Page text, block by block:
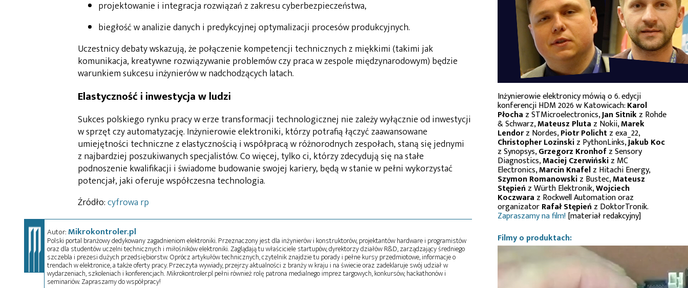
projektowanie i integracja rozwiązań z zakresu cyberbezpieczeństwa,
biegłość w analizie danych i predykcyjnej optymalizacji procesów produkcyjnych.
Uczestnicy debaty wskazują, że połączenie kompetencji technicznych z miękkimi (takimi jak
komunikacja, kreatywne rozwiązywanie problemów czy praca w zespole międzynarodowym) będzie
warunkiem sukcesu inżynierów w nadchodzących latach.
Elastyczność i inwestycja w ludzi
Sukces polskiego rynku pracy w erze transformacji technologicznej nie zależy wyłącznie od inwestycji
w sprzęt czy automatyzację. Inżynierowie elektroniki, którzy potrafią łączyć zaawansowane
umiejętności techniczne z elastycznością i współpracą w różnorodnych zespołach, staną się jednymi
z najbardziej poszukiwanych specjalistów. Co więcej, tylko ci, którzy zdecydują się na stałe
podnoszenie kwalifikacji i świadome budowanie swojej kariery, będą w stanie w pełni wykorzystać
potencjał, jaki oferuje współczesna technologia.
Źródło:cyfrowa rp
Autor:Mikrokontroler.pl
Polski portal branżowy dedykowany zagadnieniom elektroniki. Przeznaczony jest dla inżynierów i konstruktorów, projektantów hardware i programistów
oraz dla studentów uczelni technicznych i miłośników elektroniki. Zaglądają tu właściciele startupów, dyrektorzy działów R&D, zarządzający średniego
szczebla i prezesi dużych przedsiębiorstw. Oprócz artykułów technicznych, czytelnik znajdzie tu porady i pełne kursy przedmiotowe, informacje o
trendach w elektronice, a także oferty pracy. Przeczyta wywiady, przejrzy aktualności z branży w kraju i na świecie oraz zadeklaruje swój udział w
wydarzeniach, szkoleniach i konferencjach. Mikrokontroler.pl pełni również rolę patrona medialnego imprez targowych, konkursów, hackathonów i
seminariów. Zapraszamy do współpracy!
Inżynierowie elektronicy mówią o 6. edycji
konferencji HDM 2026 w Katowicach:Karol
Płocha z STMicroelectronics,Jan Sitnikz Rohde
& Schwarz,Mateusz Pluta z Nokii,Marek
Lendorz Nordes,Piotr Polichtz exa_22,
Christopher Lozinskiz PythonLinks,Jakub Koc
z Synopsys,Grzegorz Kronhofz Sensory
Diagnostics,Maciej Czerwińskiz MC
Electronics,Marcin Knafelz Hitachi Energy,
Szymon Romanowskiz Bustec,Mateusz
Stępień z Würth Elektronik,Wojciech
Koczwara z Rockwell Automation oraz
organizatorRafał Stępień z DoktorTronik.
Zapraszamy na film![materiał redakcyjny]
Filmy o produktach: